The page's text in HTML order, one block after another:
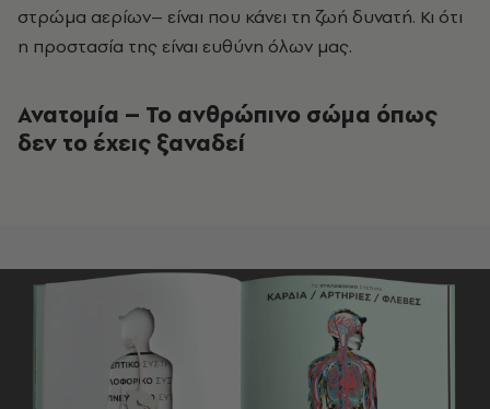
στρώμα αερίων– είναι που κάνει τη ζωή δυνατή. Κι ότι
η προστασία της είναι ευθύνη όλων μας.
Ανατομία – Το ανθρώπινο σώμα όπως
δεν το έχεις ξαναδεί